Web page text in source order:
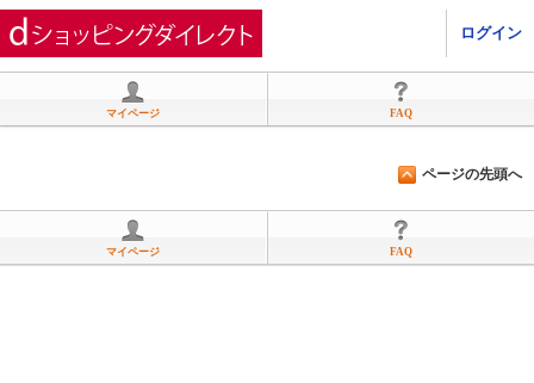
ログイン
マイページ FAQ
ページの先頭へ
マイページ FAQ